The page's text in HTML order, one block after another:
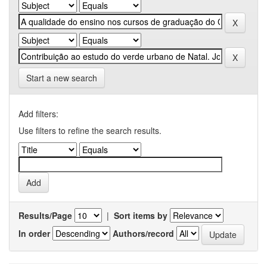
Start a new search
Add filters:
Use filters to refine the search results.
Results/Page | Sort items by
In order
Authors/record